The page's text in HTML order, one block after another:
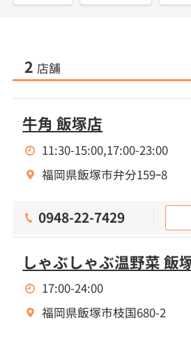
2 店舗
牛角 飯塚店
11:30-15:00,17:00-23:00
福岡県飯塚市弁分159ｰ8
0948-22-7429
しゃぶしゃぶ温野菜 飯
17:00-24:00
福岡県飯塚市枝国680-2